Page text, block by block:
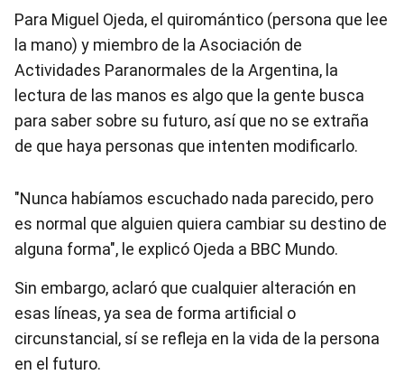
Para Miguel Ojeda, el quiromántico (persona que lee
la mano) y miembro de la Asociación de
Actividades Paranormales de la Argentina, la
lectura de las manos es algo que la gente busca
para saber sobre su futuro, así que no se extraña
de que haya personas que intenten modificarlo.
"Nunca habíamos escuchado nada parecido, pero
es normal que alguien quiera cambiar su destino de
alguna forma", le explicó Ojeda a BBC Mundo.
Sin embargo, aclaró que cualquier alteración en
esas líneas, ya sea de forma artificial o
circunstancial, sí se refleja en la vida de la persona
en el futuro.